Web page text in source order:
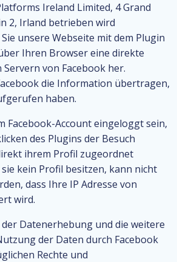
Ireland Limited, 4 Grand
2, Irland betrieben wird
Sie unsere Webseite mit dem Plugin
Ihren Browser eine direkte
von Facebook her.
die Information übertragen,
haben.
Facebook-Account eingeloggt sein,
des Plugins der Besuch
ihrem Profil zugeordnet
kein Profil besitzen, kann nicht
dass Ihre IP Adresse von
wird.
Datenerhebung und die weitere
der Daten durch Facebook
Rechte und